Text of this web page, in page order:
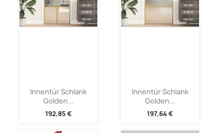
Innentür Schlank
Golden...
192,85 €
Innentür Schlank
Golden...
197,64 €